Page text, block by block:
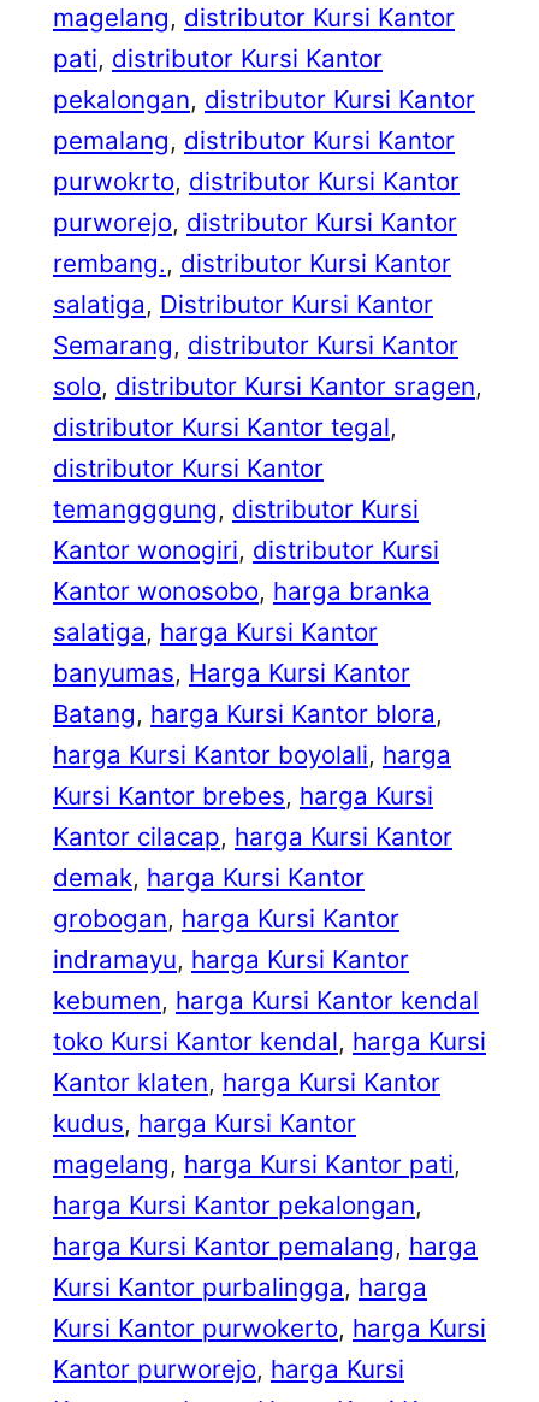
magelang, distributor Kursi Kantor
pati, distributor Kursi Kantor
pekalongan, distributor Kursi Kantor
pemalang, distributor Kursi Kantor
purwokrto, distributor Kursi Kantor
purworejo, distributor Kursi Kantor
rembang., distributor Kursi Kantor
salatiga, Distributor Kursi Kantor
Semarang, distributor Kursi Kantor
solo, distributor Kursi Kantor sragen
distributor Kursi Kantor tegal
distributor Kursi Kantor
temangggung, distributor Kursi
Kantor wonogiri, distributor Kursi
Kantor wonosobo, harga branka
salatiga, harga Kursi Kantor
banyumas, Harga Kursi Kantor
Batang, harga Kursi Kantor blora
harga Kursi Kantor boyolali, harga
Kursi Kantor brebes, harga Kursi
Kantor cilacap, harga Kursi Kantor
demak, harga Kursi Kantor
grobogan, harga Kursi Kantor
indramayu, harga Kursi Kantor
kebumen, harga Kursi Kantor kendal
toko Kursi Kantor kendal, harga Kursi
Kantor klaten, harga Kursi Kantor
kudus, harga Kursi Kantor
magelang, harga Kursi Kantor pati
harga Kursi Kantor pekalongan
harga Kursi Kantor pemalang, harga
Kursi Kantor purbalingga, harga
Kursi Kantor purwokerto, harga Kursi
Kantor purworejo, harga Kursi